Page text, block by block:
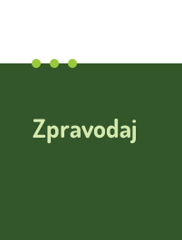
Zpravodaj